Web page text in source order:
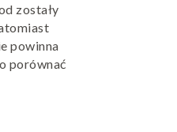
zostały
powinna
porównać